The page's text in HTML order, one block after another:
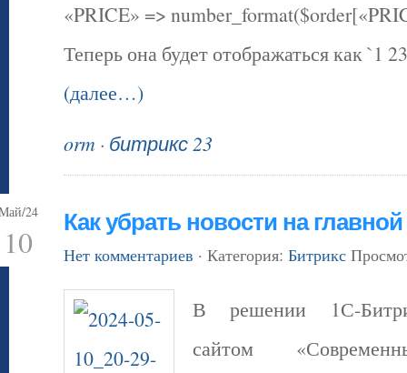
«PRICE» =>
Теперь она будет отображаться как `1
(далее…)
orm · битрикс 23
24
10
Как убрать новости на главной
Нет комментариев · Категория: Битрикс
В решении 1С-
сайтом